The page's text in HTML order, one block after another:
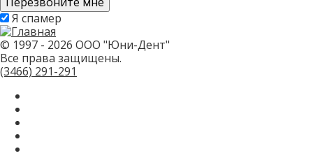
Скажите,
привет!
Пожалуйста,
не
заполняйте
это
CAPTCHA
только
для
роботов!
Я спамер
© 1997 - 2026 ООО "Юни-Дент"
Все права защищены.
(3466) 291-291